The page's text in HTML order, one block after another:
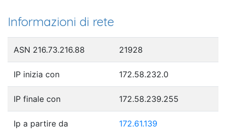
Informazioni di rete
ASN 216.73.216.88 21928
IP inizia con 172.58.232.0
IP finale con 172.58.239.255
Ip a partire da 172.61.139